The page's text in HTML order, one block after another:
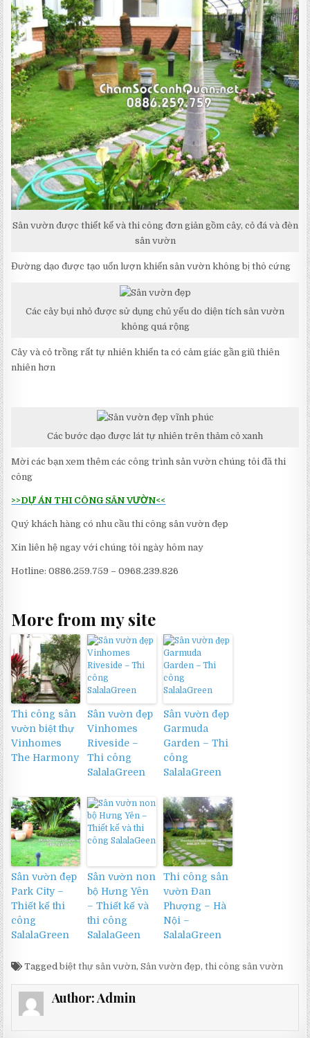
Sân vườn được thiết kế và thi công đơn giản gồm cây, cỏ đá và đèn
sân vườn
Đường dạo được tạo uốn lượn khiến sân vườn không bị thô cứng
Các cây bụi nhỏ được sử dụng chủ yếu do diện tích sân vườn
không quá rộng
Cây và cỏ trồng rất tự nhiên khiến ta có cảm giác gần giũ thiên
nhiên hơn
Các bước dạo được lát tự nhiên trên thảm cỏ xanh
Mời các bạn xem thêm các công trình sân vườn chúng tôi đã thi
công
>>DỰ ÁN THI CÔNG SÂN VƯỜN<<
Quý khách hàng có nhu cầu thi công sân vườn đẹp
Xin liên hệ ngay với chúng tôi ngày hôm nay
Hotline: 0886.259.759 – 0968.239.826
More from my site
Thi công sân
vườn biệt thự
Vinhomes
The Harmony
Sân vườn đẹp
Vinhomes
Riveside –
Thi công
SalalaGreen
Sân vườn đẹp
Garmuda
Garden – Thi
công
SalalaGreen
Sân vườn đẹp
Park City –
Thiết kế thi
công
SalalaGreen
Sân vườn non
bộ Hưng Yên
– Thiết kế và
thi công
SalalaGeen
Thi công sân
vườn Đan
Phượng – Hà
Nội –
SalalaGreen
Taggedbiệt thự sân vườn,Sân vườn đẹp,thi công sân vườn
Author:Admin